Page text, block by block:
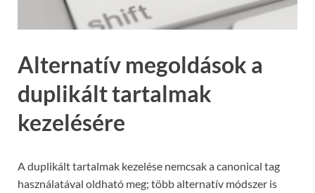
Alternatív megoldások a
duplikált tartalmak
kezelésére
A duplikált tartalmak kezelése nemcsak a canonical tag
használatával oldható meg; több alternatív módszer is